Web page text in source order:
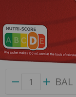
Přidat do
Foto
Balení:10 ks
Kód produktu:
BAL